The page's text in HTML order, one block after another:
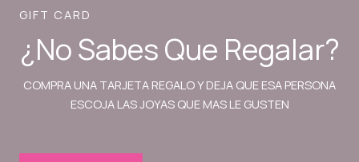
GIFT CARD
¿No Sabes Que Regalar?
COMPRA UNA TARJETA REGALO Y DEJA QUE ESA PERSONA
ESCOJA LAS JOYAS QUE MAS LE GUSTEN